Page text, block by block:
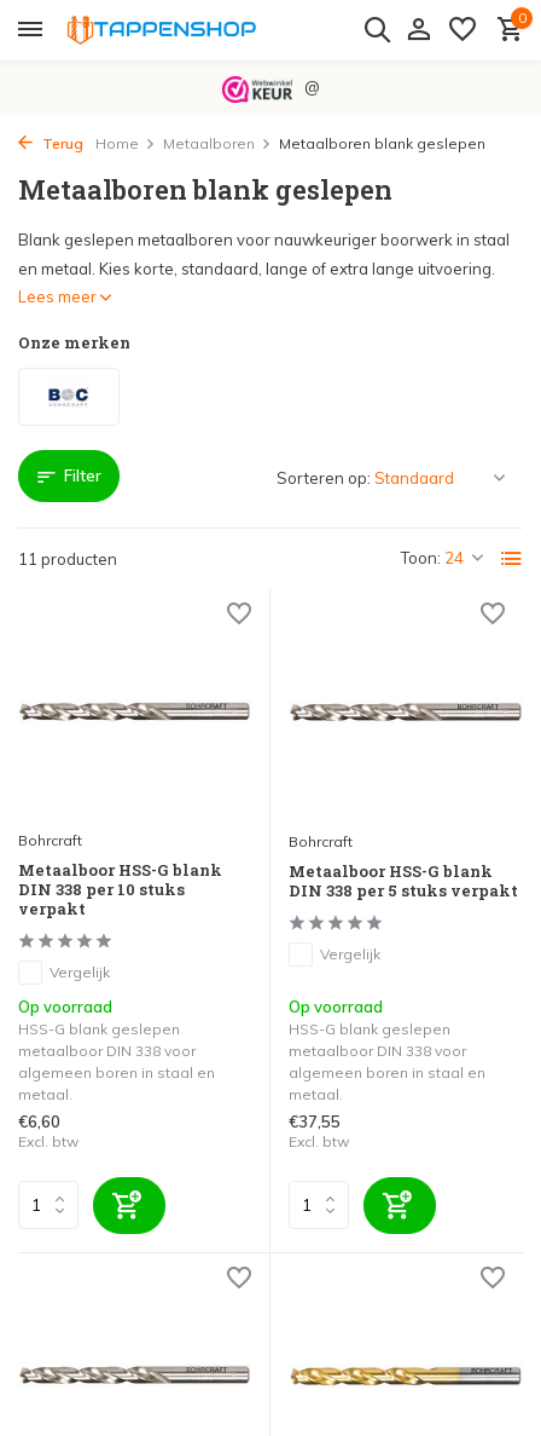
0
@
Terug Home Metaalboren Metaalboren blank geslepen
Metaalboren blank geslepen
Blank geslepen metaalboren voor nauwkeuriger boorwerk in staal
en metaal. Kies korte, standaard, lange of extra lange uitvoering.
Lees meer
Onze merken
Filter
11 producten Toon:
Sorteren op:
Bohrcraft
Metaalboor HSS-G blank
DIN 338 per 10 stuks
verpakt
Vergelijk
Op voorraad
HSS-G blank geslepen
metaalboor DIN 338 voor
algemeen boren in staal en
metaal.
€6,60
Excl. btw
Bohrcraft
Metaalboor HSS-G blank
DIN 338 per 5 stuks verpakt
Vergelijk
Op voorraad
HSS-G blank geslepen
metaalboor DIN 338 voor
algemeen boren in staal en
metaal.
€37,55
Excl. btw